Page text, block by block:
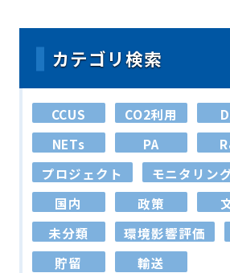
カテゴリ検索
CCUS CO2利用
NETs
PA
プロジェクト
モニタリン
国内
政策
未分類
環境影響評価
貯留
輸送